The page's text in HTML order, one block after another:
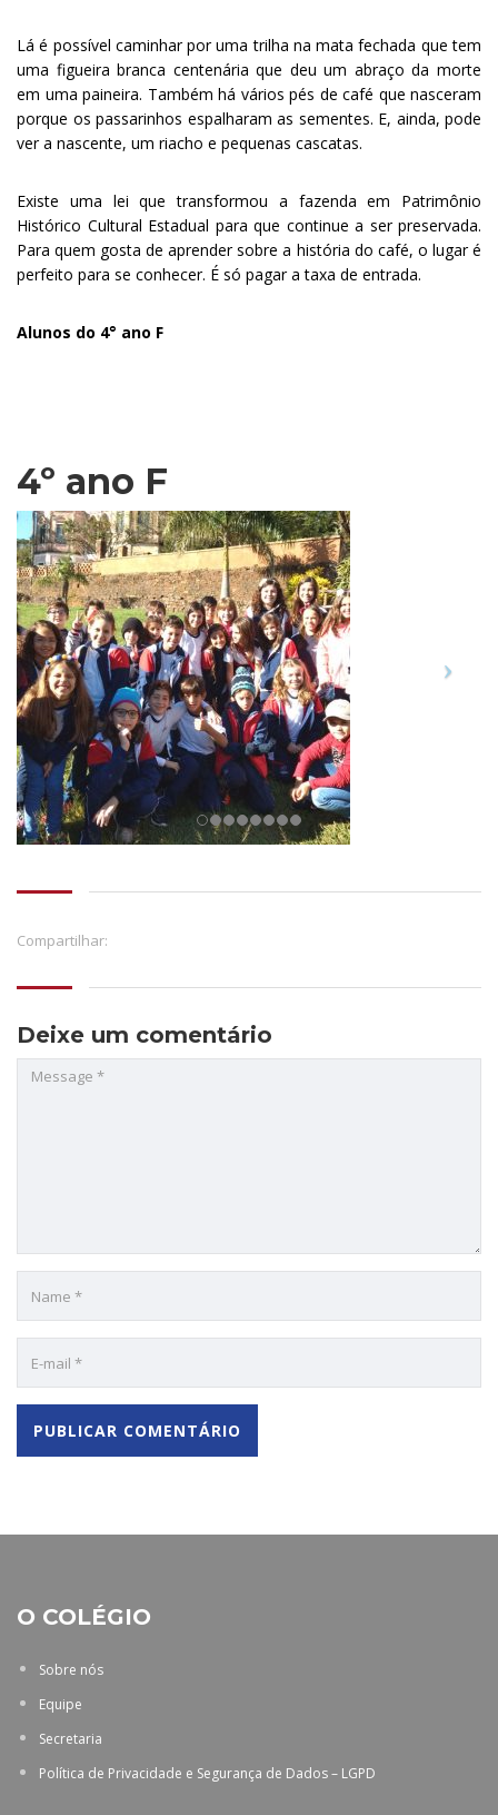
Lá é possível caminhar por uma trilha na mata fechada que tem
uma figueira branca centenária que deu um abraço da morte
em uma paineira. Também há vários pés de café que nasceram
porque os passarinhos espalharam as sementes. E, ainda, pode
ver a nascente, um riacho e pequenas cascatas.
Existe uma lei que transformou a fazenda em Patrimônio
Histórico Cultural Estadual para que continue a ser preservada.
Para quem gosta de aprender sobre a história do café, o lugar é
perfeito para se conhecer. É só pagar a taxa de entrada.
Alunos do 4° ano F
4º ano F
Compartilhar:
Deixe um comentário
O COLÉGIO
Sobre nós
Equipe
Secretaria
Política de Privacidade e Segurança de Dados – LGPD